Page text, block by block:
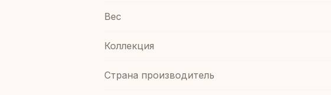
Вес
Коллекция
Страна производитель